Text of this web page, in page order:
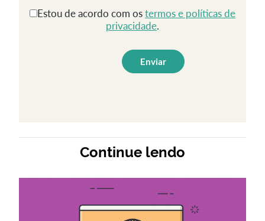
Estou de acordo com ostermos e políticas de
privacidade.
Continue lendo